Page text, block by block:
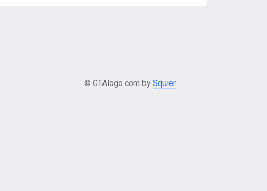
© GTAlogo.com by Squier